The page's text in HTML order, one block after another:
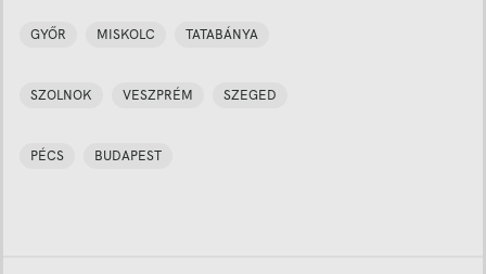
GYŐR MISKOLC TATABÁNYA
SZOLNOK VESZPRÉM SZEGED
PÉCS BUDAPEST